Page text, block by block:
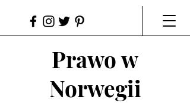
Prawo w
Norwegii